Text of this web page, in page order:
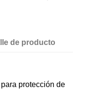
de producto
protección de